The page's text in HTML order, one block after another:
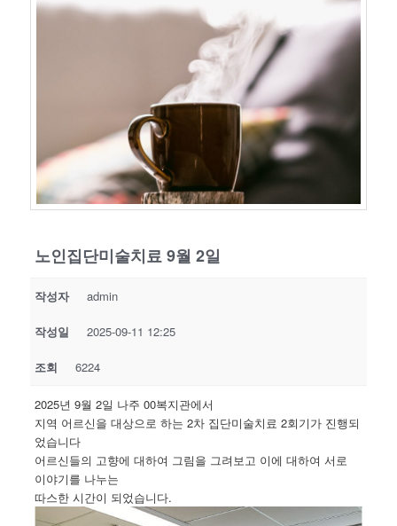
노인집단미술치료 9월 2일
작성자 admin
작성일 2025-09-11 12:25
조회 6224
2025년 9월 2일 나주 00복지관에서
지역 어르신을 대상으로 하는 2차 집단미술치료 2회기가 진행되
었습니다
어르신들의 고향에 대하여 그림을 그려보고 이에 대하여 서로
이야기를 나누는
따스한 시간이 되었습니다.